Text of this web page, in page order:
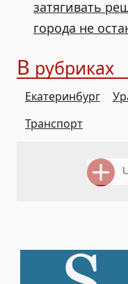
затягивать
города не
В рубриках
Екатеринбург
Транспорт